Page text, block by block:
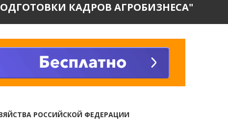
КАДРОВ АГРОБИЗНЕСА"
РОССИЙСКОЙ ФЕДЕРАЦИИ